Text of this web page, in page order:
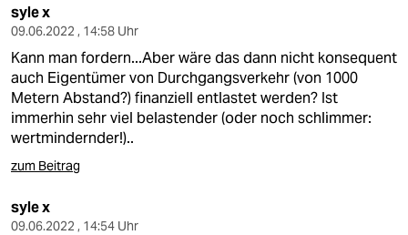
syle x
09.06.2022 , 14:58 Uhr
Kann man fordern...Aber wäre das dann nicht konsequent
auch Eigentümer von Durchgangsverkehr (von 1000
Metern Abstand?) finanziell entlastet werden? Ist
immerhin sehr viel belastender (oder noch schlimmer:
wertmindernder!)..
zum Beitrag
syle x
09.06.2022 , 14:54 Uhr